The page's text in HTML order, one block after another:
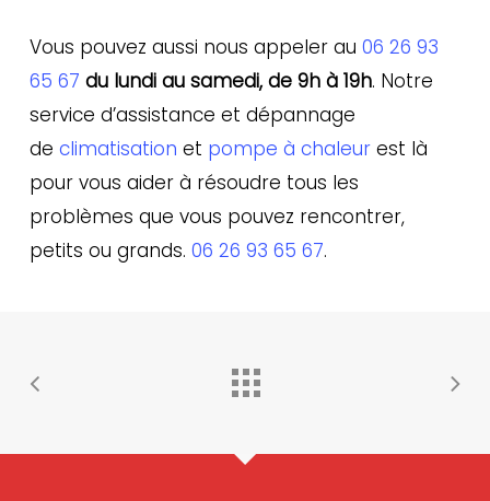
Vous pouvez aussi nous appeler au 06 26 93
65 67 du lundi au samedi, de 9h à 19h. Notre
service d’assistance et dépannage
de climatisation et pompe à chaleurest là
pour vous aider à résoudre tous les
problèmes que vous pouvez rencontrer,
petits ou grands. 06 26 93 65 67.